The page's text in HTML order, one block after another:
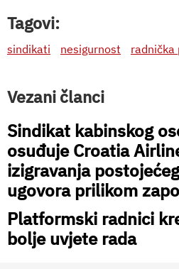
Tagovi:
sindikati nesigurnost radnička
Vezani članci
Sindikat kabinskog
osuđuje Croatia
izigravanja
ugovora prilikom
Platformski radnici
bolje uvjete rada